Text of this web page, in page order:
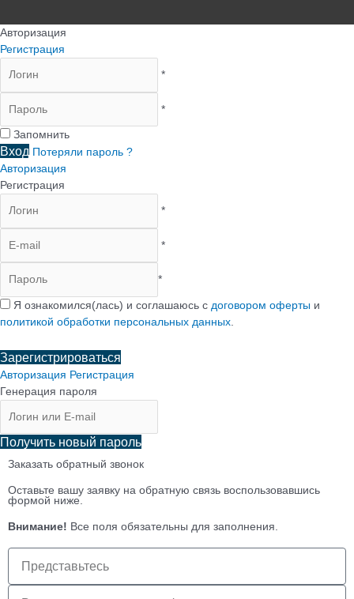
Авторизация
Регистрация
*
*
Запомнить
Вход Потеряли пароль ?
Авторизация
Регистрация
*
*
*
Я ознакомился(лась) и соглашаюсь с договором оферты и
политикой обработки персональных данных
Зарегистрироваться
Авторизация Регистрация
Генерация пароля
Получить новый пароль
Заказать обратный звонок
Оставьте вашу заявку на обратную связь воспользовавшись
формой ниже.
Внимание! Все поля обязательны для заполнения.
клиента